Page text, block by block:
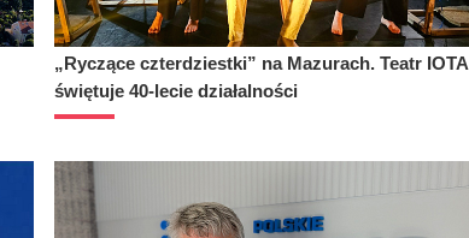
„Ryczące czterdziestki” na Mazurach. Teatr IOTA
świętuje 40-lecie działalności